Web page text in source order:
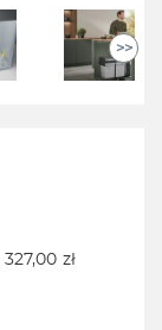
>>
327,00 zł